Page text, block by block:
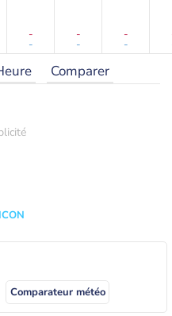
-
-
-
-
-
-
Comparer
Comparateur météo